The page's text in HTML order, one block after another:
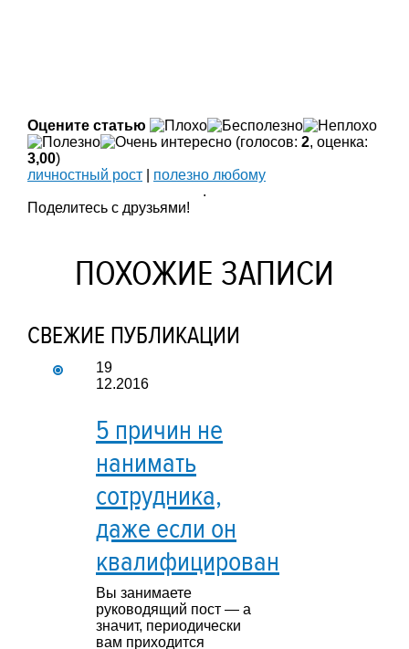
Оцените статью
(голосов: 2, оценка:
3,00)
личностный рост
полезно любому
.
Поделитесь с друзьями!
ПОХОЖИЕ ЗАПИСИ
СВЕЖИЕ ПУБЛИКАЦИИ
19
12.2016
5 причин не
нанимать
сотрудника,
даже если он
квалифицирован
Вы занимаете
руководящий пост — а
значит, периодически
вам приходится